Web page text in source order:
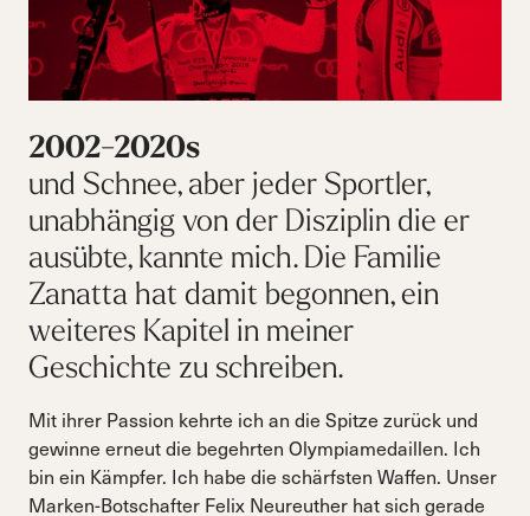
2002-2020s
und Schnee, aber jeder Sportler,
unabhängig von der Disziplin die er
ausübte, kannte mich. Die Familie
Zanatta hat damit begonnen, ein
weiteres Kapitel in meiner
Geschichte zu schreiben.
Mit ihrer Passion kehrte ich an die Spitze zurück und
gewinne erneut die begehrten Olympiamedaillen. Ich
bin ein Kämpfer. Ich habe die schärfsten Waffen. Unser
Marken-Botschafter Felix Neureuther hat sich gerade